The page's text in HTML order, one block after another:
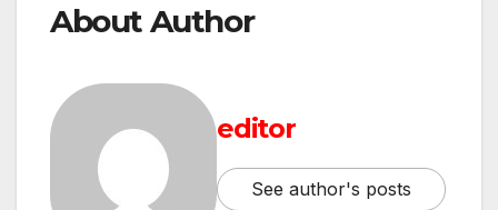
About Author
editor
See author's posts